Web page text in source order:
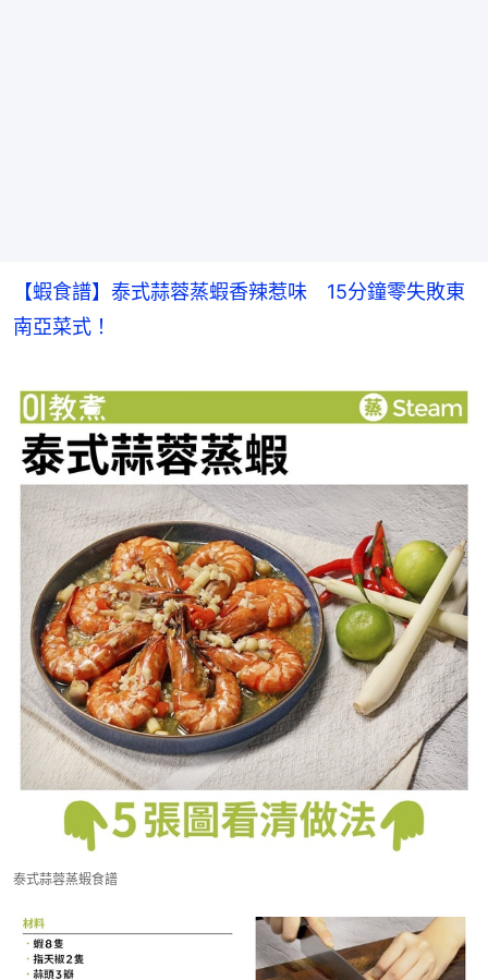
【蝦食譜】泰式蒜蓉蒸蝦香辣惹味　15分鐘零失敗東
南亞菜式！
泰式蒜蓉蒸蝦食譜